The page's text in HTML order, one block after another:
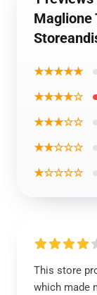
Maglione
★★★★★
★★★★☆
★★★☆☆
★★☆☆☆
★☆☆☆☆
This store
which made